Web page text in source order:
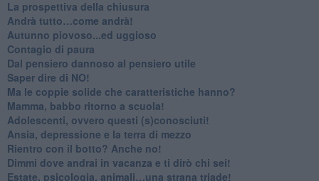
​La prospettiva della chiusura
​Andrà tutto…come andrà!
Autunno piovoso...ed uggioso
​Contagio di paura
​Dal pensiero dannoso al pensiero utile
​Saper dire di NO!
​Ma le coppie solide che caratteristiche hanno?
​Mamma, babbo ritorno a scuola!
Adolescenti, ovvero questi (s)conosciuti!
Ansia, depressione e la terra di mezzo
​Rientro con il botto? Anche no!
Dimmi dove andrai in vacanza e ti dirò chi sei!
​Estate, psicologia, animali…una strana triade!